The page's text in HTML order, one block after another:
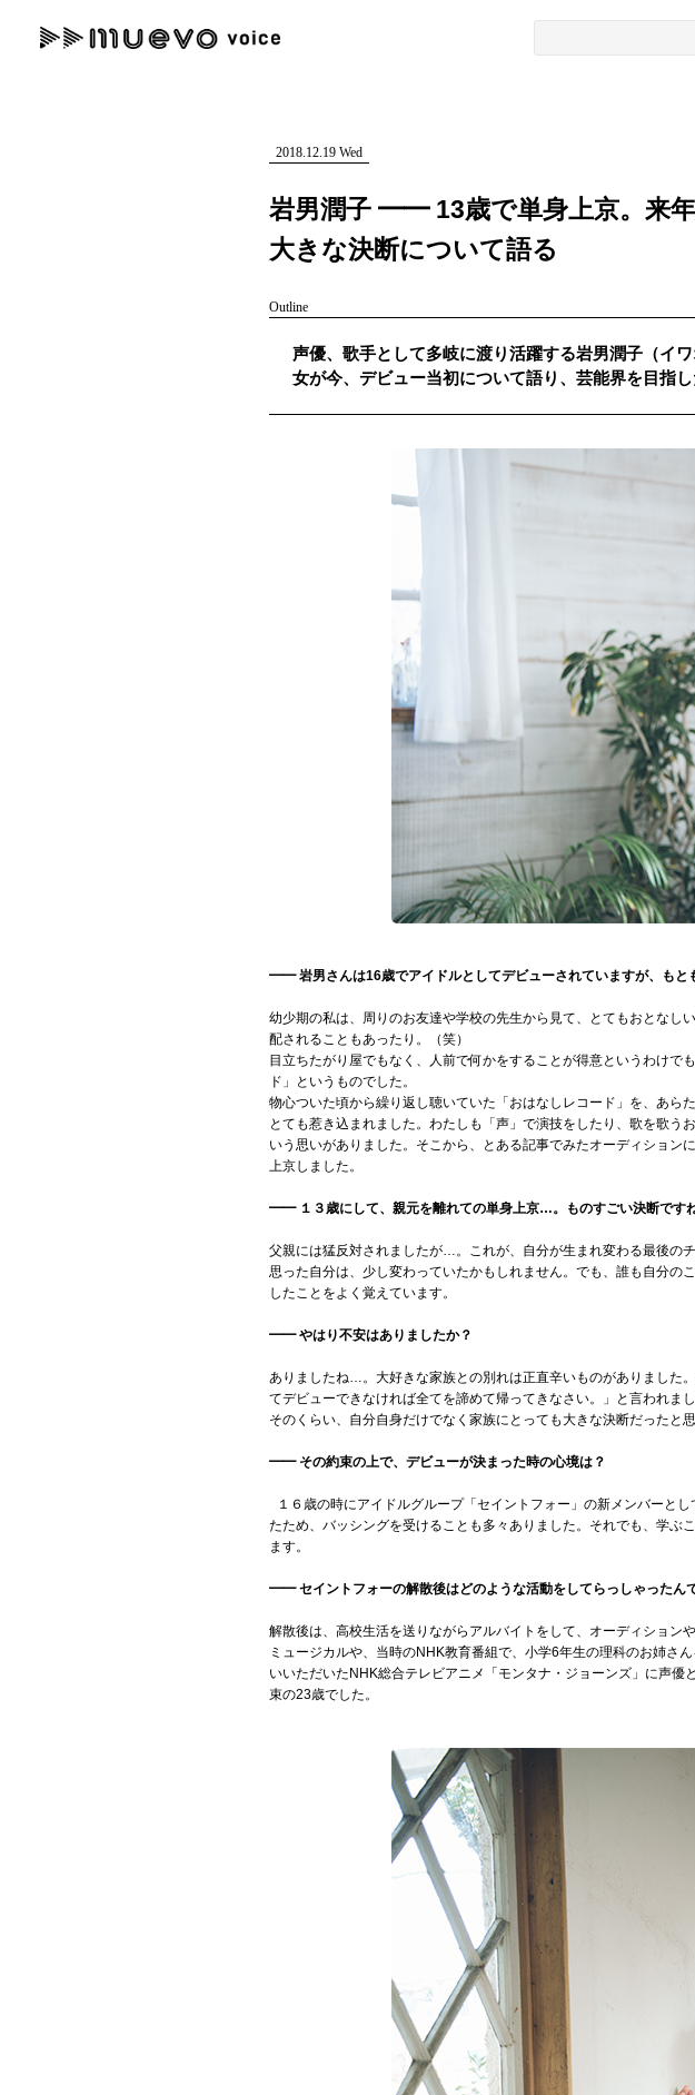
#女性SSW #ロック #男性シンガー #HR/HM #女性シンガ
"読者の声を形にする”音楽特化メディア
2018.12.19 Wed
岩男潤子 ━━ 13歳で単身上京。来
大きな決断について語る
Outline
声優、歌手として多岐に渡り活躍する岩男潤子（イ
女が今、デビュー当初について語り、芸能界を目指
━━ 岩男さんは16歳でアイドルとしてデビューされていますが、もと
幼少期の私は、周りのお友達や学校の先生から見て、とてもおとな
配されることもあったり。（笑）
目立ちたがり屋でもなく、人前で何かをすることが得意というわけ
ド」というものでした。
物心ついた頃から繰り返し聴いていた「おはなしレコード」を、あら
とても惹き込まれました。わたしも「声」で演技をしたり、歌を歌う
いう思いがありました。そこから、とある記事でみたオーディショ
上京しました。
━━ １３歳にして、親元を離れての単身上京…。ものすごい決断ですね
父親には猛反対されましたが…。これが、自分が生まれ変わる最後の
思った自分は、少し変わっていたかもしれません。でも、誰も自分
したことをよく覚えています。
━━ やはり不安はありましたか？
ありましたね…。大好きな家族との別れは正直辛いものがありました
てデビューできなければ全てを諦めて帰ってきなさい。」と言われまし
そのくらい、自分自身だけでなく家族にとっても大きな決断だったと思
━━ その約束の上で、デビューが決まった時の心境は？
１６歳の時にアイドルグループ「セイントフォー」の新メンバーと
たため、バッシングを受けることも多々ありました。それでも、学
ます。
━━ セイントフォーの解散後はどのような活動をしてらっしゃったん
解散後は、高校生活を送りながらアルバイトをして、オーディション
ミュージカルや、当時のNHK教育番組で、小学6年生の理科のお姉さ
いいただいたNHK総合テレビアニメ「モンタナ・ジョーンズ」に声
束の23歳でした。